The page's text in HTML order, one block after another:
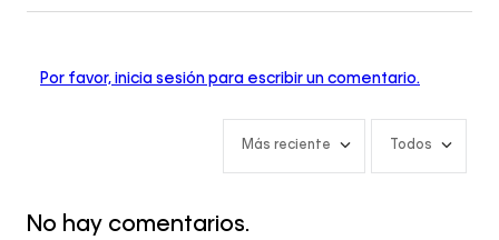
Por favor, inicia sesión para escribir un comentario.
Más reciente Todos
No hay comentarios.